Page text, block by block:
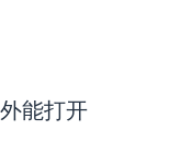
能打开